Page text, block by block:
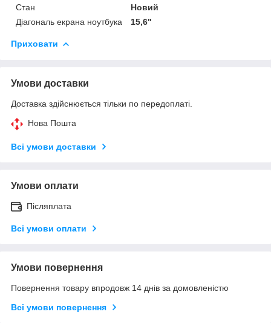
Стан
Новий
Діагональ екрана ноутбука
15,6"
Приховати
Умови доставки
Доставка здійснюється тільки по передоплаті.
Нова Пошта
Всі умови доставки
Умови оплати
Післяплата
Всі умови оплати
Умови повернення
Повернення товару впродовж 14 днів за домовленістю
Всі умови повернення